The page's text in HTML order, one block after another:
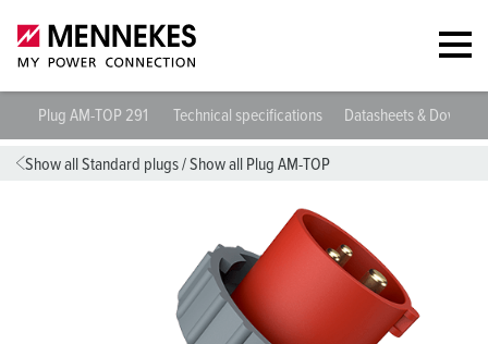
Plug AM-TOP 291 Technical specifications Datasheets &
Show all Standard plugs/Show all Plug AM-TOP